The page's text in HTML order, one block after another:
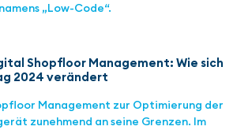
„Low-Code“.
Shopfloor Management: Wie sich
2024 verändert
Management zur Optimierung der
zunehmend an seine Grenzen. Im